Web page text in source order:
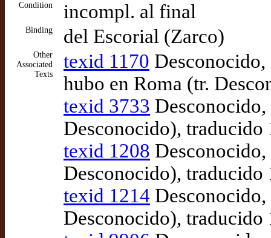
Condition incompl. al final
Binding del Escorial (Zarco)
Other
Associated
Texts
texid 1170 Desconocido,
hubo en Roma (tr.
texid 3733
Desconocido), traducido
texid 1208
Desconocido), traducido
texid 1214
Desconocido), traducido